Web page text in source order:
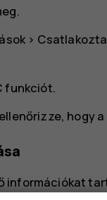
>
funkciót.
hogy
információkat